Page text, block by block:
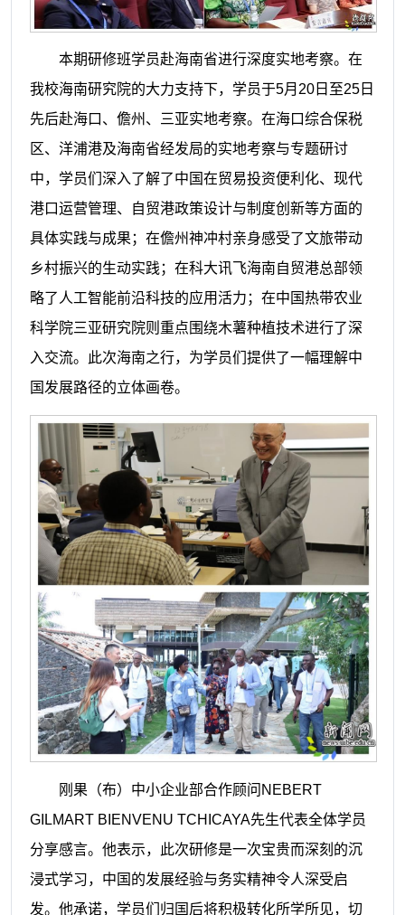
本期研修班学员赴海南省进行深度实地考察。在
我校海南研究院的大力支持下，学员于5月20日至25日
先后赴海口、儋州、三亚实地考察。在海口综合保税
区、洋浦港及海南省经发局的实地考察与专题研讨
中，学员们深入了解了中国在贸易投资便利化、现代
港口运营管理、自贸港政策设计与制度创新等方面的
具体实践与成果；在儋州神冲村亲身感受了文旅带动
乡村振兴的生动实践；在科大讯飞海南自贸港总部领
略了人工智能前沿科技的应用活力；在中国热带农业
科学院三亚研究院则重点围绕木薯种植技术进行了深
入交流。此次海南之行，为学员们提供了一幅理解中
国发展路径的立体画卷。
刚果（布）中小企业部合作顾问NEBERT
GILMART BIENVENU TCHICAYA先生代表全体学员
分享感言。他表示，此次研修是一次宝贵而深刻的沉
浸式学习，中国的发展经验与务实精神令人深受启
发。他承诺，学员们归国后将积极转化所学所见，切